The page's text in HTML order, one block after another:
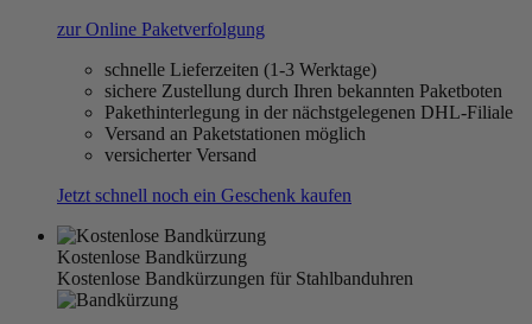
zur Online Paketverfolgung
schnelle Lieferzeiten (1-3 Werktage)
sichere Zustellung durch Ihren bekannten Paketboten
Pakethinterlegung in der nächstgelegenen DHL-Filiale
Versand an Paketstationen möglich
versicherter Versand
Jetzt schnell noch ein Geschenk kaufen
Kostenlose Bandkürzung
Kostenlose Bandkürzungen für Stahlbanduhren